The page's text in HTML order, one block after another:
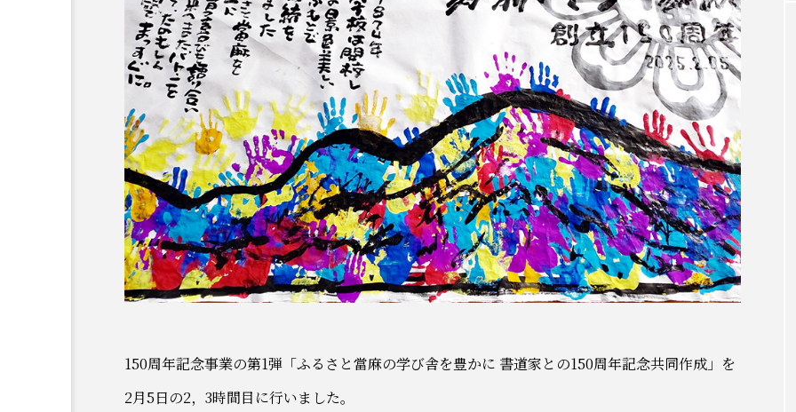
150周年記念事業の第1弾「ふるさと當麻の学び舎を豊かに 書道家との150周年記念共同作成」を
2月5日の2，3時間目に行いました。